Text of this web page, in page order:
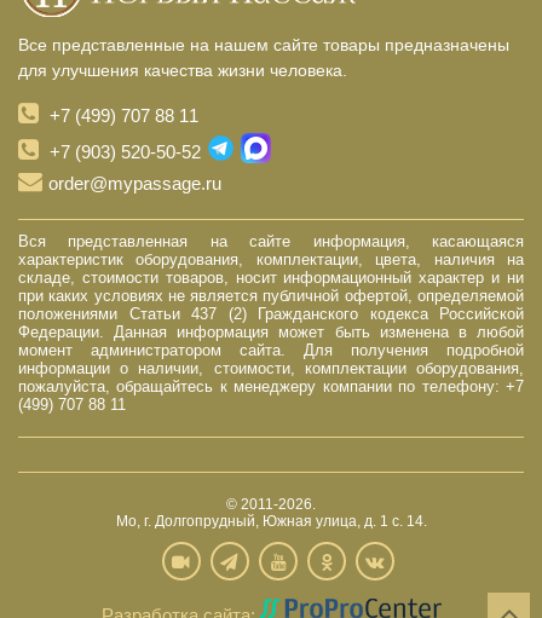
Все представленные на нашем сайте товары предназначены
для улучшения качества жизни человека.
+7 (499) 707 88 11
+7 (903) 520-50-52
order@mypassage.ru
Вся представленная на сайте информация, касающаяся
характеристик оборудования, комплектации, цвета, наличия на
складе, стоимости товаров, носит информационный характер и ни
при каких условиях не является публичной офертой, определяемой
положениями Статьи 437 (2) Гражданского кодекса Российской
Федерации. Данная информация может быть изменена в любой
момент администратором сайта. Для получения подробной
информации о наличии, стоимости, комплектации оборудования,
пожалуйста, обращайтесь к менеджеру компании по телефону: +7
(499) 707 88 11
© 2011-2026.
Мо, г. Долгопрудный, Южная улица, д. 1 с. 14.